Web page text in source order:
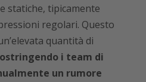
statiche, tipicamente
regolari. Questo
quantità di
i team di
un rumore